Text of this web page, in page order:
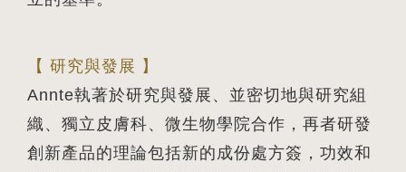
【 研究與發展 】
Annte執著於研究與發展、並密切地與研究組
織、獨立皮膚科、微生物學院合作，再者研發
創新產品的理論包括新的成份處方簽，功效和